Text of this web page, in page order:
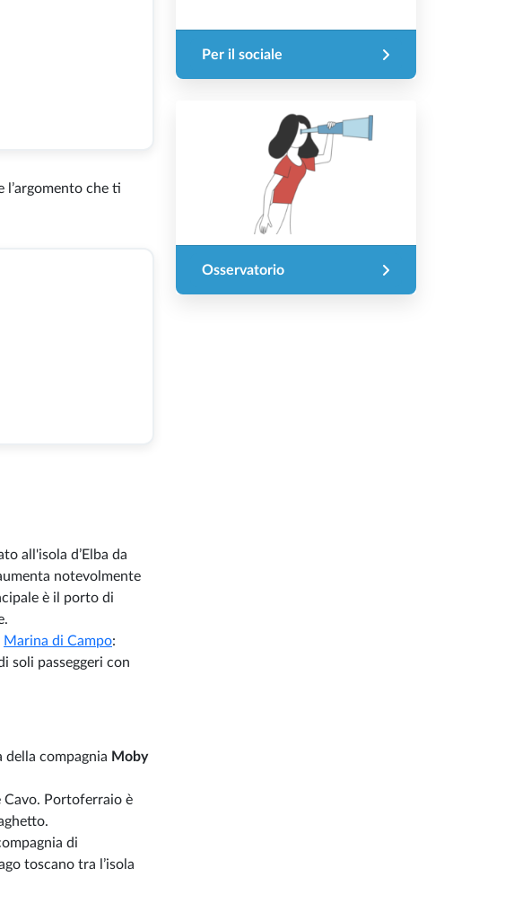
che ti
all'isola d’Elba da
notevolmente
è il porto di
Marina di Campo:
soli passeggeri con
compagnia Moby
Cavo. Portoferraio è
di
toscano tra l’isola
Per il sociale
Osservatorio